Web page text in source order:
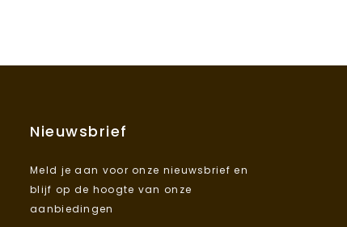
Nieuwsbrief
Meld je aan voor onze nieuwsbrief en
blijf op de hoogte van onze
aanbiedingen